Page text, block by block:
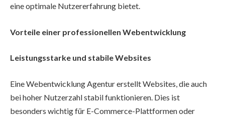
eine optimale Nutzererfahrung bietet.
Vorteile einer professionellen Webentwicklung
Leistungsstarke und stabile Websites
Eine Webentwicklung Agentur erstellt Websites, die auch
bei hoher Nutzerzahl stabil funktionieren. Dies ist
besonders wichtig für E-Commerce-Plattformen oder